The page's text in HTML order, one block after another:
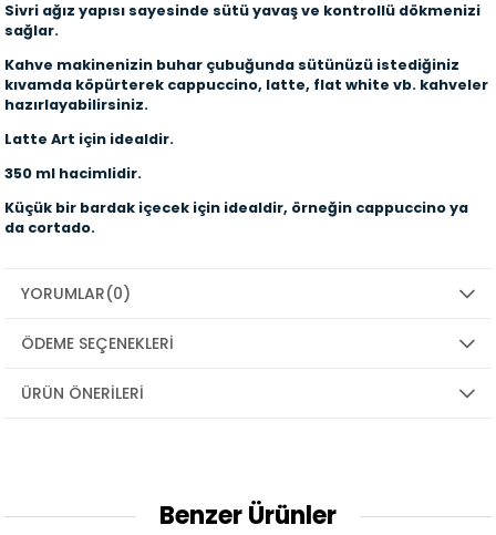
Sivri ağız yapısı sayesinde sütü yavaş ve kontrollü dökmenizi
sağlar.
Kahve makinenizin buhar çubuğunda sütünüzü istediğiniz
kıvamda köpürterek cappuccino, latte, flat white vb. kahveler
hazırlayabilirsiniz.
Latte Art için idealdir.
350 ml hacimlidir.
Küçük bir bardak içecek için idealdir, örneğin cappuccino ya
da cortado.
YORUMLAR(0)
ÖDEME SEÇENEKLERI
ÜRÜN ÖNERILERI
Benzer Ürünler